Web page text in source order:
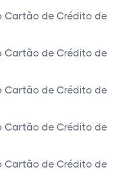
Cartão de Crédito de
Cartão de Crédito de
Cartão de Crédito de
Cartão de Crédito de
Cartão de Crédito de